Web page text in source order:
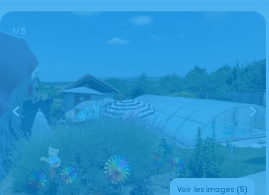
Cette annonce est close et ne peut être réservée.
1/5
Voir les images (5)